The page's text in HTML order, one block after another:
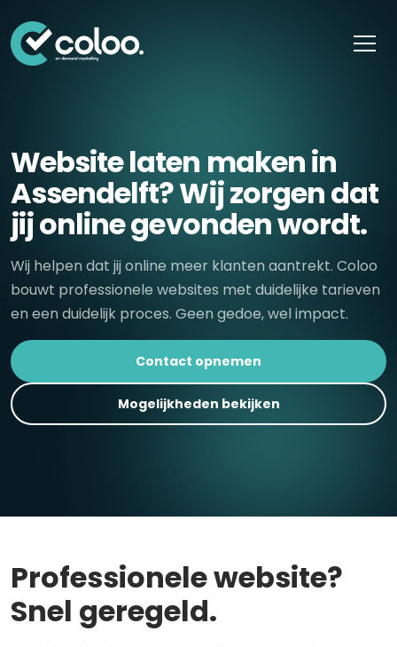
Website laten maken in
Assendelft? Wij zorgen dat
jij online gevonden wordt.
Wij helpen dat jij online meer klanten aantrekt. Coloo
bouwt professionele websites met duidelijke tarieven
en een duidelijk proces. Geen gedoe, wel impact.
Contact opnemen
Mogelijkheden bekijken
Professionele website?
Snel geregeld.